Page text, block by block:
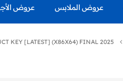
عروض الملابس عروض
KEY [LATEST] (X86X64) FINAL 2025